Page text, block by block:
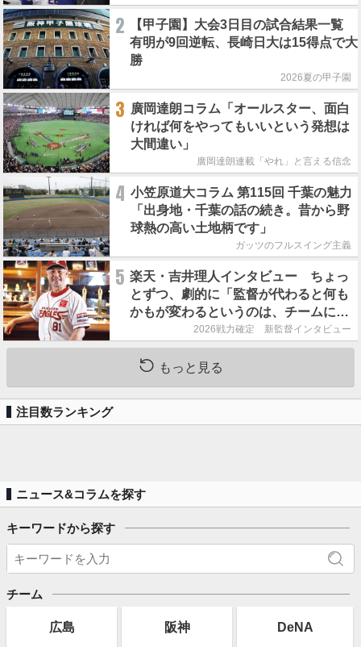
2
【甲子園】大会3日目の試合結果一覧
有明が9回逆転、長崎日大は15得点で大
勝
2026夏の甲子園
3 廣岡達朗コラム「オールスター、面白
ければ何をやってもいいという発想は
大間違い」
廣岡達朗連載「やれ」と言える信念
4 小笠原道大コラム 第115回 千葉の魅力
「出身地・千葉の話の続き。昔から野
球熱の高い土地柄です」
ガッツのフルスイング主義
5 楽天・吉井理人インタビュー ちょっ
とずつ、劇的に「監督が代わると何も
かもが変わるというのは、チームにと
って良くないことなんです」
2026戦力確定 新監督インタビュー
もっと見る
注目数ランキング
ニュース&コラムを探す
キーワードから探す
チーム
広島 阪神 DeNA